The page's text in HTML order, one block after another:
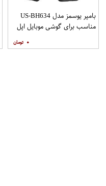
بامپر یوسمز مدل US-BH634
مناسب برای گوشی موبایل اپل
۰